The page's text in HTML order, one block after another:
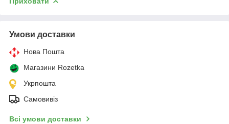
Умови доставки
Нова Пошта
Магазини Rozetka
Укрпошта
Самовивіз
Всі умови доставки